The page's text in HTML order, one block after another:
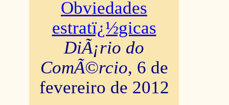
Obviedades
estratï¿½gicas
DiÃ¡rio do
ComÃ©rcio, 6 de
fevereiro de 2012